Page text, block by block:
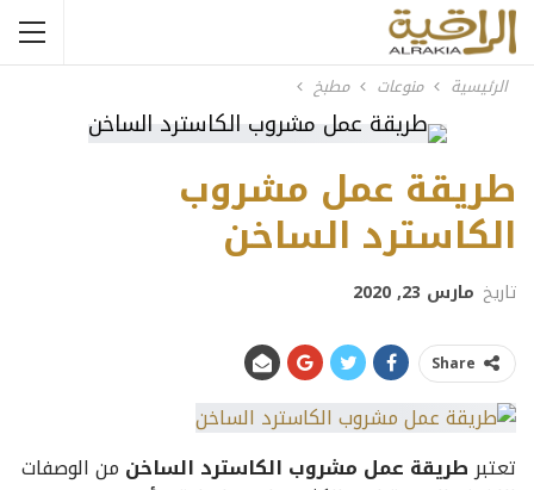
الرئيسية منوعات مطبخ
طريقة عمل مشروب
الكاسترد الساخن
تاريخ مارس 23, 2020
Share
تعتبرطريقة عمل مشروب الكاسترد الساخن من الوصفات